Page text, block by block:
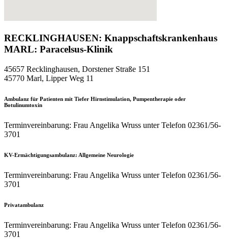
RECKLINGHAUSEN: Knappschaftskrankenhaus
MARL: Paracelsus-Klinik
45657 Recklinghausen, Dorstener Straße 151
45770 Marl, Lipper Weg 11
Ambulanz für Patienten mit Tiefer Hirnstimulation, Pumpentherapie oder
Botulinumtoxin
Terminvereinbarung: Frau Angelika Wruss unter Telefon 02361/56-
3701
KV-Ermächtigungsambulanz: Allgemeine Neurologie
Terminvereinbarung: Frau Angelika Wruss unter Telefon 02361/56-
3701
Privatambulanz
Terminvereinbarung: Frau Angelika Wruss unter Telefon 02361/56-
3701